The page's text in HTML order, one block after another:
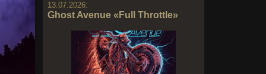
13.07.2026:
Ghost Avenue «Full Throttle»